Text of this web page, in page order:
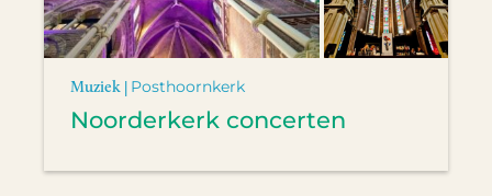
Muziek | Posthoornkerk
Noorderkerk concerten